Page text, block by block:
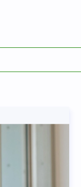
available in